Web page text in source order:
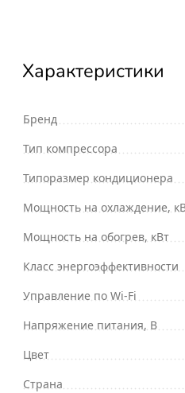
Характеристики
Бренд
Тип компрессора
Типоразмер кондиционера
Мощность на охлаждение,
Мощность на обогрев, кВт
Класс энергоэффективности
Управление по Wi-Fi
Напряжение питания, В
Цвет
Страна